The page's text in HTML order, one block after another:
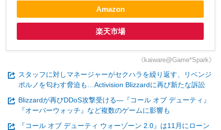
Amazon
楽天市場
《kaiware@Game*Spark》
スタッフに対しマネージャーがセクハラを繰り返す、リベンジ
ポルノを匂わす脅迫も…Activision Blizzardに再び新たな訴訟
Blizzardが再びDDoS攻撃受ける―『コール オブ デューティ』
『オーバーウォッチ』など複数のゲームに影響も
『コール オブ デューティ ウォーゾーン 2.0』は11月にローン